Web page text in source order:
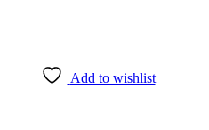
Add to wishlist